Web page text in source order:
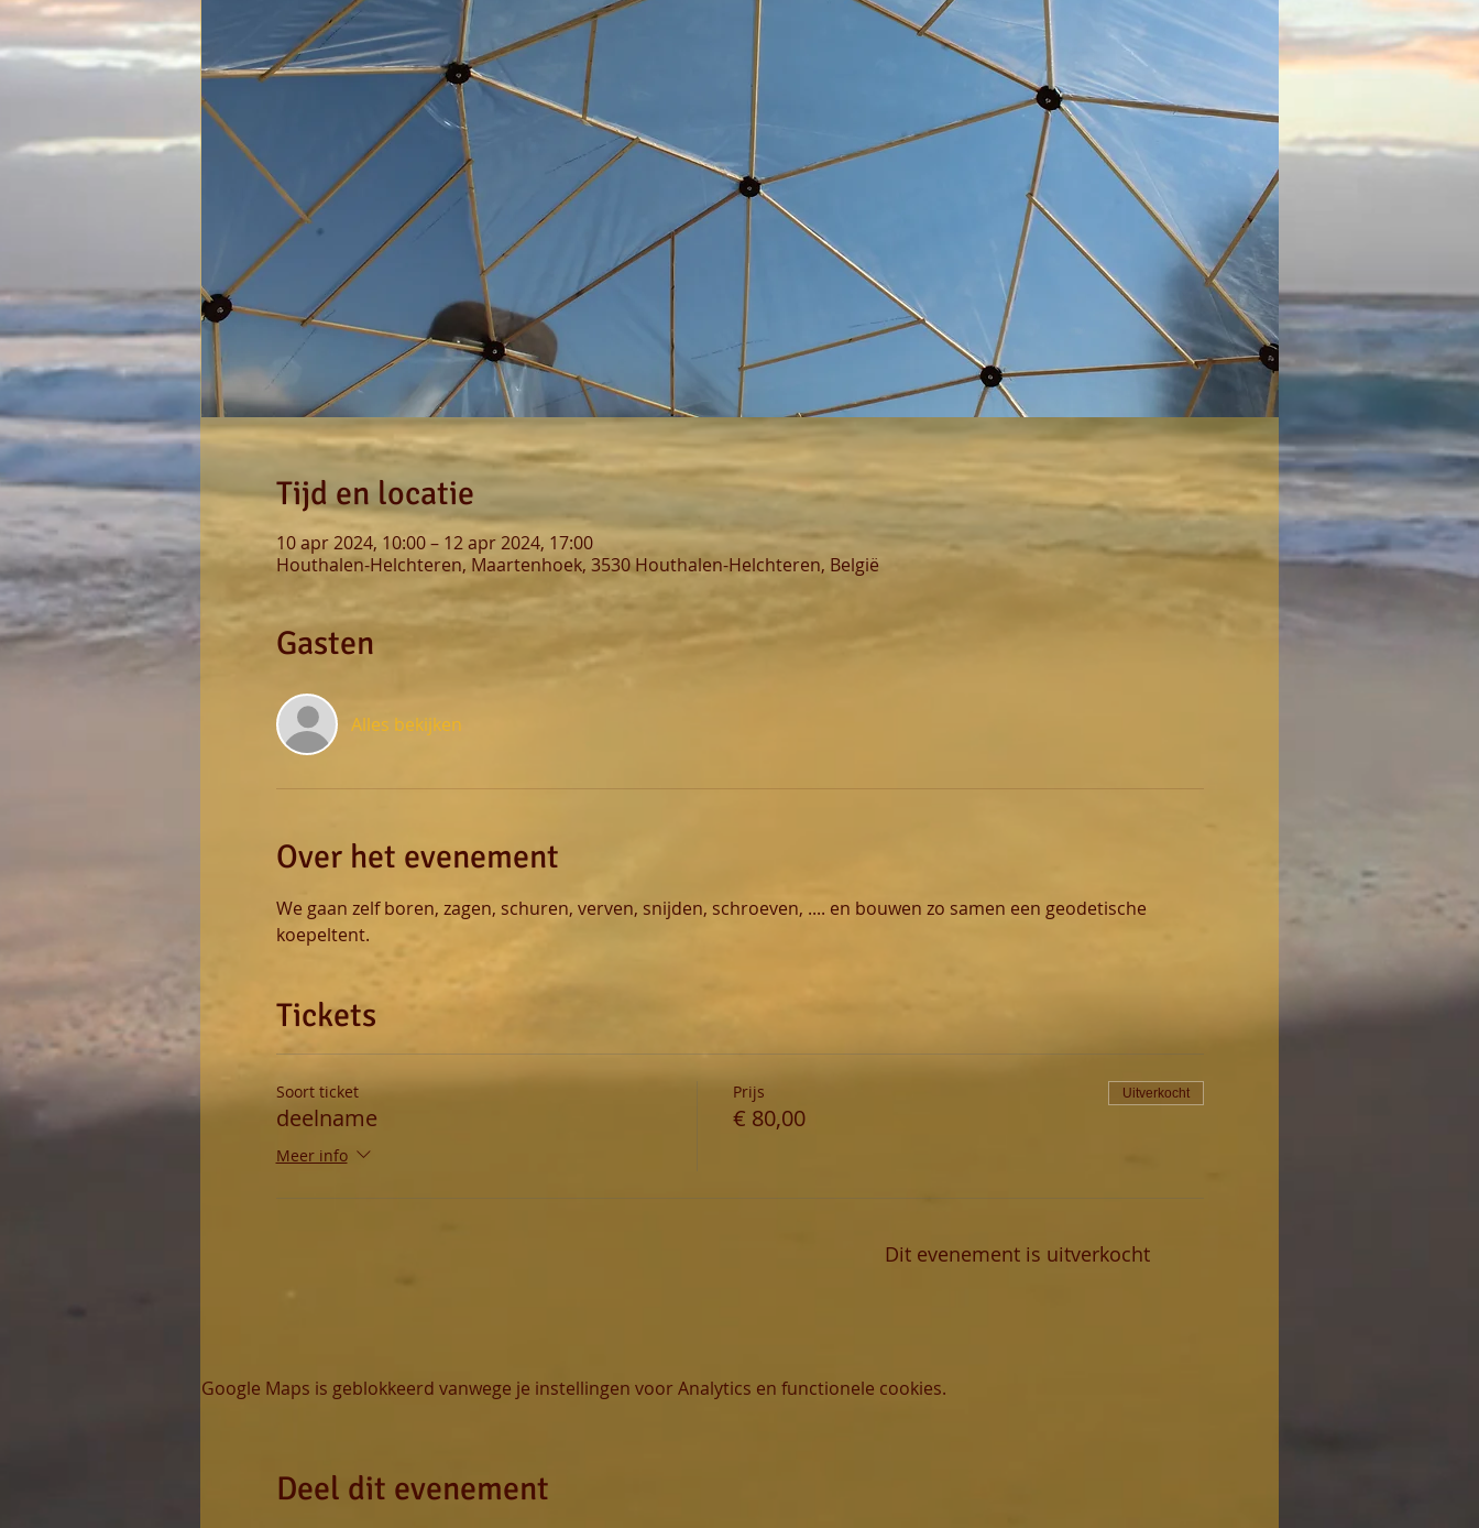
Tijd en locatie
10 apr 2024, 10:00 – 12 apr 2024, 17:00
Houthalen-Helchteren, Maartenhoek, 3530 Houthalen-Helchteren, België
Gasten
Alles bekijken
Over het evenement
We gaan zelf boren, zagen, schuren, verven, snijden, schroeven, .... en bouwen zo samen een geodetische
koepeltent.
Tickets
Soort ticket
deelname
Meer info
Prijs
€ 80,00
Uitverkocht
Dit evenement is uitverkocht
Google Maps is geblokkeerd vanwege je instellingen voor Analytics en functionele cookies.
Deel dit evenement